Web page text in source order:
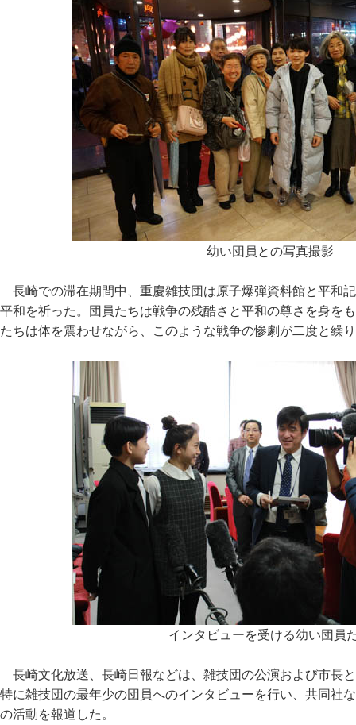
幼い団員との写真撮影
長崎での滞在期間中、重慶雑技団は原子爆弾資料館と平和
平和を祈った。団員たちは戦争の残酷さと平和の尊さを身を
たちは体を震わせながら、このような戦争の惨劇が二度と繰
インタビューを受ける幼い団員
長崎文化放送、長崎日報などは、雑技団の公演および市長
特に雑技団の最年少の団員へのインタビューを行い、共同社
の活動を報道した。